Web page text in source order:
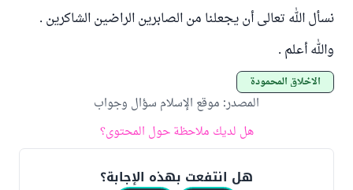
نسأل الله تعالى أن يجعلنا من الصابرين الراضين الشاكرين .
والله أعلم .
الأخلاق المحمودة
المصدر: موقع الإسلام سؤال وجواب
هل لديك ملاحظة حول المحتوى؟
هل انتفعت بهذه الإجابة؟